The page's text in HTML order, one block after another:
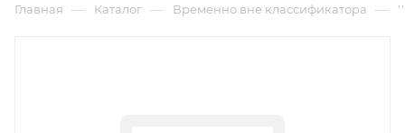
Главная — Каталог — Временно вне классификатора —